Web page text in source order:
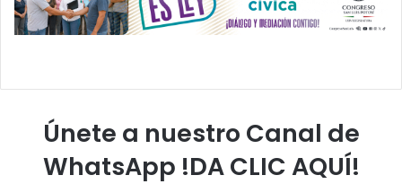
Únete a nuestro Canal de
WhatsApp !DA CLIC AQUÍ!